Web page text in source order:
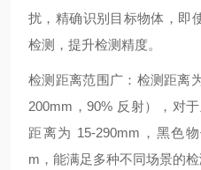
扰，精确识别目标物体，即
检测，提升检测精度。
检测距离范围广：检测距离
200mm，90% 反射），对
距离为 15-290mm，黑色
m，能满足多种不同场景的检